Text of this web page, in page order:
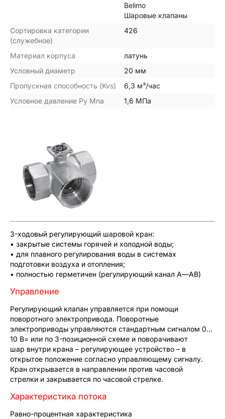
Belimo
Шаровые клапаны
Сортировка категории
(служебное)
426
Материал корпуса
латунь
Условный диаметр
20 мм
Пропускная способность (Kvs)
6,3 м³/час
Условное давление Ру Мпа
1,6 МПа
3-ходовый регулирующий шаровой кран:
• закрытые системы горячей и холодной воды;
• для плавного регулирования воды в системах
подготовки воздуха и отопления;
• полностью герметичен (регулирующий канал А—АВ)
Управление
Регулирующий клапан управляется при помощи
поворотного электропривода. Поворотные
электроприводы управляются стандартным сигналом 0…
10 В= или по 3-позиционной схеме и поворачивают
шар внутри крана – регулирующее устройство – в
открытое положение согласно управляющему сигналу.
Кран открывается в направлении против часовой
стрелки и закрывается по часовой стрелке.
Характеристика потока
Равно-процентная характеристика